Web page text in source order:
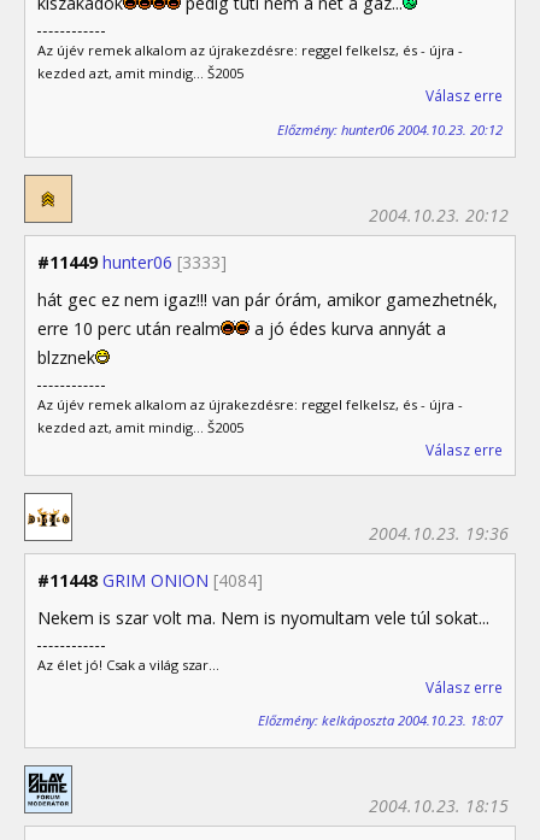
Az újév remek alkalom az újrakezdésre: reggel felkelsz, és - újra -
kezded azt, amit mindig... Š2005
Válasz erre
Előzmény: hunter06 2004.10.23. 20:12
#11449 hunter06 [3333]
2004.10.23. 20:12
hát gec ez nem igaz!!! van pár órám, amikor gamezhetnék,
erre 10 perc után realm
a jó édes kurva annyát a
blzznek
Az újév remek alkalom az újrakezdésre: reggel felkelsz, és - újra -
kezded azt, amit mindig... Š2005
Válasz erre
#11448 GRIM ONION [4084]
2004.10.23. 19:36
Nekem is szar volt ma. Nem is nyomultam vele túl sokat...
Az élet jó! Csak a világ szar...
Válasz erre
Előzmény: kelkáposzta 2004.10.23. 18:07
2004.10.23. 18:15